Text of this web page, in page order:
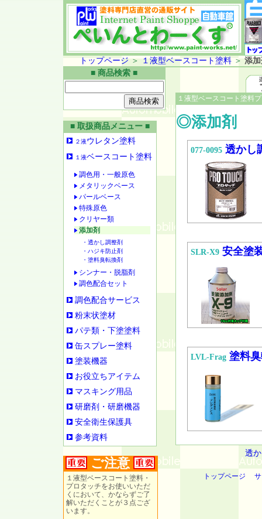
トップページ ＞ １液型ベースコート塗料＞ 添
■ 商品検索 ■
■ 取扱商品メニュー ■
２液ウレタン塗料
１液ベースコート塗料
調色用・一般原色
メタリックベース
パールベース
特殊原色
クリヤー類
添加剤
・透かし調整剤
・ハジキ防止剤
・塗料臭転換剤
シンナー・脱脂剤
調色配合セット
調色配合サービス
粉末状塗材
パテ類・下塗塗料
缶スプレー塗料
塗装機器
お役立ちアイテム
マスキング用品
研磨剤・研磨機器
安全衛生保護具
参考資料
ご注意
１液型ベースコート塗料・
プロタッチをお使いいただ
くにおいて、かならずご了
解いただくことが３点ござ
います。
１液型ベースコート塗料
◎添加剤
077-0095透かし
SLR-X9安全塗
LVL-Frag塗料
透
トップページ